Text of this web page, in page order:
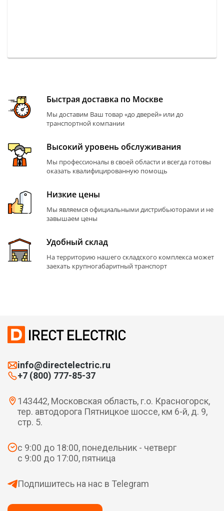
Быстрая доставка по Москве
Мы доставим Ваш товар «до дверей» или до
транспортной компании
Высокий уровень обслуживания
Мы профессионалы в своей области и всегда готовы
оказать квалифицированную помощь
Низкие цены
Мы являемся официальными дистрибьюторами и не
завышаем цены
Удобный склад
На территорию нашего складского комплекса может
заехать крупногабаритный транспорт
info@directelectric.ru
+7 (800) 777-85-37
143442, Московская область, г.о. Красногорск,
тер. автодорога Пятницкое шоссе, км 6-й, д. 9,
стр. 5.
с 9:00 до 18:00, понедельник - четверг
с 9:00 до 17:00, пятница
Подпишитесь на нас в Telegram